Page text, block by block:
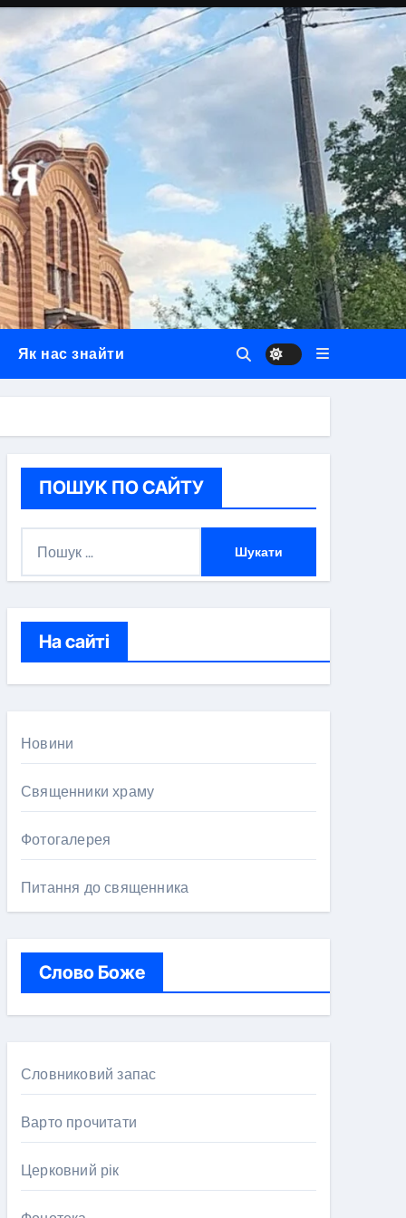
Як нас знайти
ПОШУК ПО САЙТУ
:
На сайті
Новини
Священники храму
Фотогалерея
Питання до священника
Слово Боже
Словниковий запас
Варто прочитати
Церковний рік